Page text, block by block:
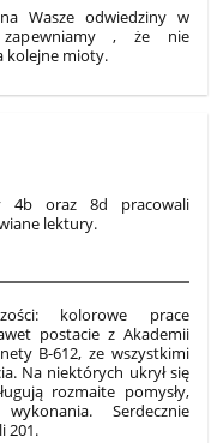
Wasze odwiedziny w
zapewniamy , że nie
kolejne mioty.
4b oraz 8d pracowali
lektury.
kolorowe prace
postacie z Akademii
B-612, ze wszystkimi
Na niektórych ukrył się
rozmaite pomysły,
Serdecznie
201.